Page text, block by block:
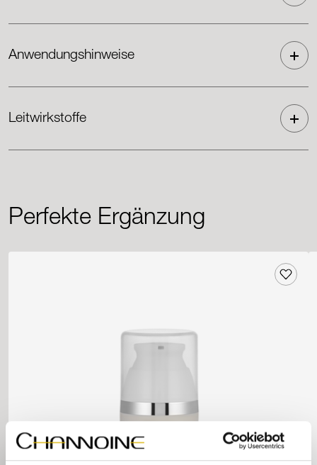
Anwendungshinweise
Leitwirkstoffe
Perfekte Ergänzung